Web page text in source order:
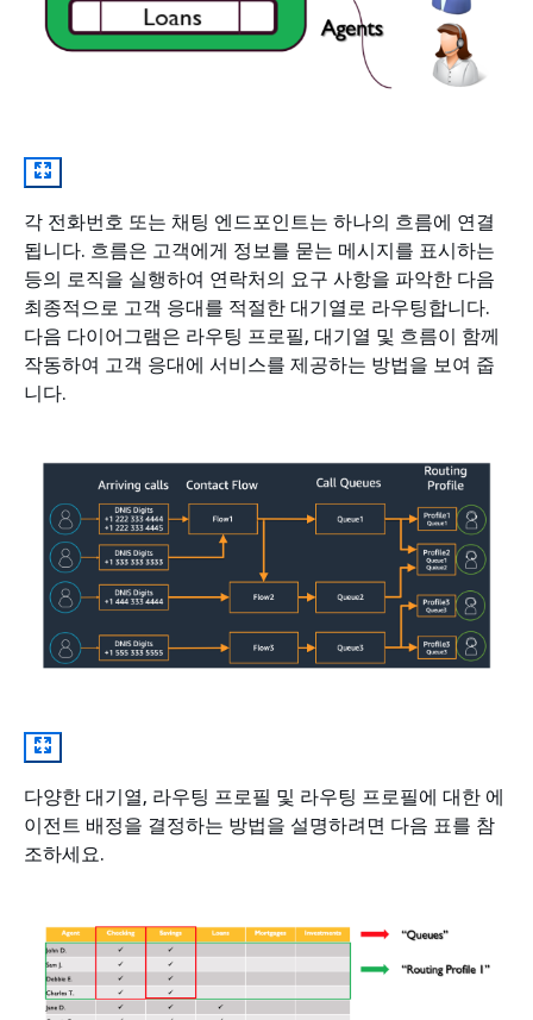
각 전화번호 또는 채팅 엔드포인트는 하나의 흐름에 연결
됩니다. 흐름은 고객에게 정보를 묻는 메시지를 표시하는
등의 로직을 실행하여 연락처의 요구 사항을 파악한 다음
최종적으로 고객 응대를 적절한 대기열로 라우팅합니다.
다음 다이어그램은 라우팅 프로필, 대기열 및 흐름이 함께
작동하여 고객 응대에 서비스를 제공하는 방법을 보여 줍
니다.
다양한 대기열, 라우팅 프로필 및 라우팅 프로필에 대한 에
이전트 배정을 결정하는 방법을 설명하려면 다음 표를 참
조하세요.